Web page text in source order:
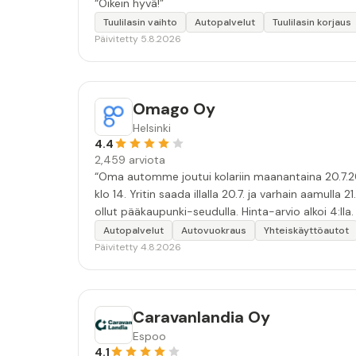
“Oikein hyvä!”
Tuulilasin vaihto Autopalvelut
Tuulilasin korjaus
Päivitetty 5.8.2026
Omago Oy
Helsinki
4.4
2,459 arviota
“Oma automme joutui kolariin maanantaina
klo 14. Yritin saada illalla 20.7. ja varhain aamulla 21.7. vuokra-autoa. Otin yhteyttä Herziin, Europcariin, Avisiin ja Sixtiin. Kaikki myiväi ei-oota. Yhtäkään vapaata autoa ei
ollut pääkaupunki-seudulla. Hinta-arvio alkoi
Omagota tarvittaessa. Tulos: tiistai-aamuna,
taksin ja hain Omagon auton Meilahdesta ja ehdimme teatteriin 10 minuuttia ennen
väärinkäytösriski.) Omago hyödyntäää
Autopalvelut Autovuokraus
Yhteiskäyttöautot
Päivitetty 4.8.2026
Caravanlandia Oy
Espoo
4.1